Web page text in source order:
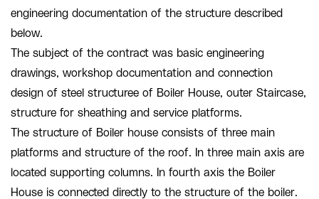
engineering documentation of the structure described
below.
The subject of the contract was basic engineering
drawings, workshop documentation and connection
design of steel structuree of Boiler House, outer Staircase,
structure for sheathing and service platforms.
The structure of Boiler house consists of three main
platforms and structure of the roof. In three main axis are
located supporting columns. In fourth axis the Boiler
House is connected directly to the structure of the boiler.